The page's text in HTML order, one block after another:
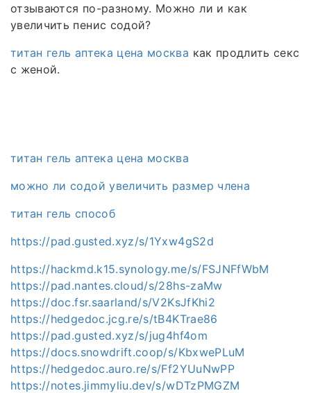
отзываются по-разному. Можно ли и как
увеличить пенис содой?
титан гель аптека цена москва как продлить секс
с женой.
титан гель аптека цена москва
можно ли содой увеличить размер члена
титан гель способ
https://pad.gusted.xyz/s/1Yxw4gS2d
https://hackmd.k15.synology.me/s/FSJNFfWbM
https://pad.nantes.cloud/s/28hs-zaMw
https://doc.fsr.saarland/s/V2KsJfKhi2
https://hedgedoc.jcg.re/s/tB4KTrae86
https://pad.gusted.xyz/s/jug4hf4om
https://docs.snowdrift.coop/s/KbxwePLuM
https://hedgedoc.auro.re/s/Ff2YUuNwPP
https://notes.jimmyliu.dev/s/wDTzPMGZM